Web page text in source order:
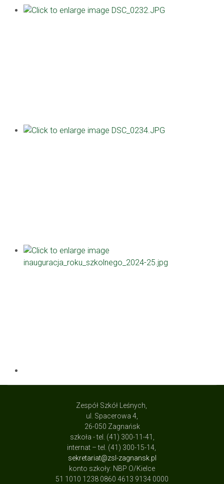
Zespół Szkół Leśnych,
ul. Spacerowa 4,
26-050 Zagnańsk
szkoła - tel. (41) 300-11-41,
internat – tel. (41) 300-15-14,
sekretariat@zsl-zagnansk.pl
konto szkoły: NBP O/Kielce
51 1010 1238 0860 4613 9134 0000